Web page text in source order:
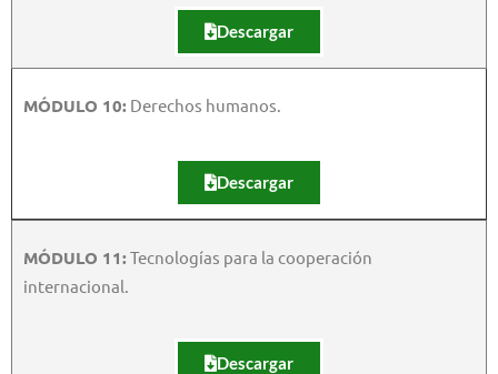
Descargar
MÓDULO 10: Derechos humanos.
Descargar
MÓDULO 11: Tecnologías para la cooperación
internacional.
Descargar